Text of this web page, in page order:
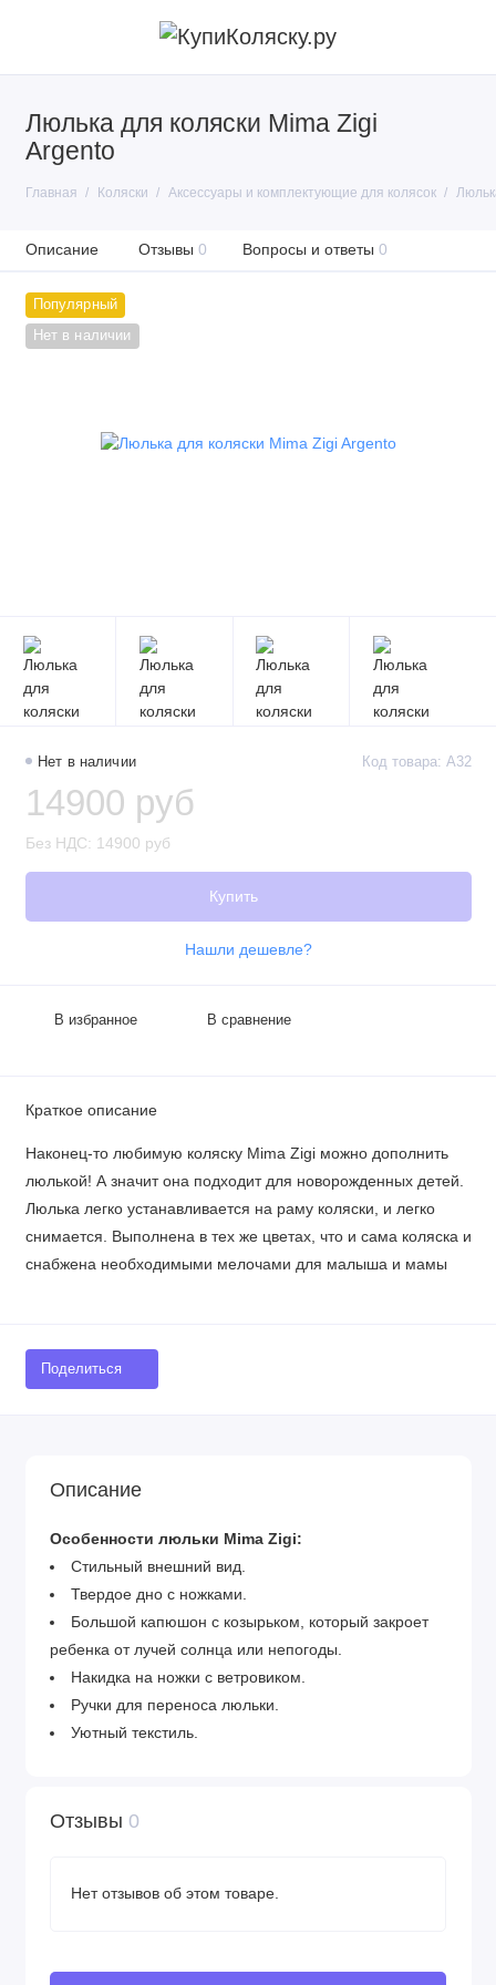
Люлька для коляски Mima Zigi
Argento
Главная Коляски Аксессуары и комплектующие для колясок
Описание Отзывы 0 Вопросы и ответы 0
Популярный
Нет в наличии
Нет в наличии Код товара: A32
14900 руб
Без НДС: 14900 руб
Купить
Нашли дешевле?
В избранное В сравнение
Краткое описание
Наконец-то любимую коляску Mima Zigi можно дополнить
люлькой! А значит она подходит для новорожденных детей.
Люлька легко устанавливается на раму коляски, и легко
снимается. Выполнена в тех же цветах, что и сама коляска и
снабжена необходимыми мелочами для малыша и мамы
Поделиться
Описание
Особенности люльки Mima Zigi:
Стильный внешний вид.
Твердое дно с ножками.
Большой капюшон с козырьком, который закроет
ребенка от лучей солнца или непогоды.
Накидка на ножки с ветровиком.
Ручки для переноса люльки.
Уютный текстиль.
Отзывы 0
Нет отзывов об этом товаре.